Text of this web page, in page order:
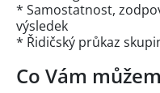
* Samostatnost,
výsledek
* Řidičský průkaz
Co Vám